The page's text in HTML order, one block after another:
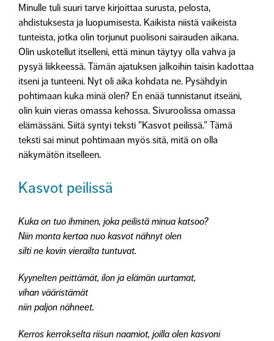
Minulle tuli suuri tarve kirjoittaa surusta, pelosta,
ahdistuksesta ja luopumisesta. Kaikista niistä vaikeista
tunteista, jotka olin torjunut puolisoni sairauden aikana.
Olin uskotellut itselleni, että minun täytyy olla vahva ja
pysyä liikkeessä. Tämän ajatuksen jalkoihin taisin kadottaa
itseni ja tunteeni. Nyt oli aika kohdata ne. Pysähdyin
pohtimaan kuka minä olen? En enää tunnistanut itseäni,
olin kuin vieras omassa kehossa. Sivuroolissa omassa
elämässäni. Siitä syntyi teksti ”Kasvot peilissä.” Tämä
teksti sai minut pohtimaan myös sitä, mitä on olla
näkymätön itselleen.
Kasvot peilissä
Kuka on tuo ihminen, joka peilistä minua katsoo?
Niin monta kertaa nuo kasvot nähnyt olen
silti ne kovin vierailta tuntuvat.
Kyynelten peittämät, ilon ja elämän uurtamat,
vihan vääristämät
niin paljon nähneet.
Kerros kerrokselta riisun naamiot, joilla olen kasvoni